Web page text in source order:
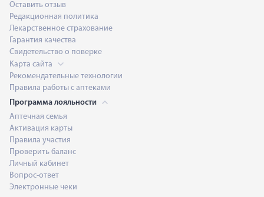
Оставить отзыв
Редакционная политика
Лекарственное страхование
Гарантия качества
Свидетельство о поверке
Карта сайта
Рекомендательные технологии
Правила работы с аптеками
Программа лояльности
Аптечная семья
Активация карты
Правила участия
Проверить баланс
Личный кабинет
Вопрос-ответ
Электронные чеки